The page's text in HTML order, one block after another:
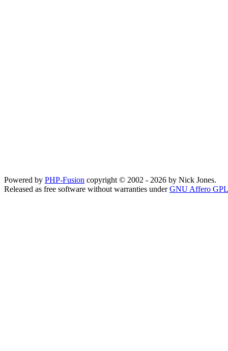
Powered by PHP-Fusion copyright © 2002 - 2026 by Nick Jones.
Released as free software without warranties underGNU Affero GPL